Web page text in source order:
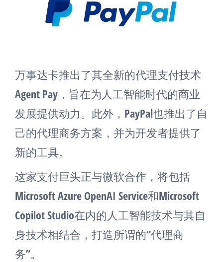
万事达卡推出了其全新的代理支付技术
Agent Pay，旨在为人工智能时代的商业
发展提供动力。此外，PayPal也推出了自
己的代理商务方案，并为开发者提供了
新的工具。
这家支付巨头正与微软合作，将包括
Microsoft Azure OpenAI Service和Microsoft
Copilot Studio在内的人工智能技术与其自
身技术相结合，打造所谓的“代理商
务”。